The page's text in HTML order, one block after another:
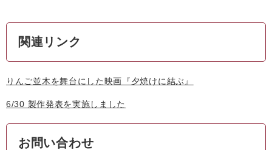
関連リンク
りんご並木を舞台にした映画『夕焼けに結ぶ』
6/30 製作発表を実施しました
お問い合わせ